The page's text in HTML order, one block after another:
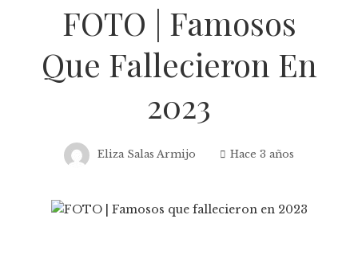
FOTO | Famosos
Que Fallecieron En
2023
Eliza Salas Armijo Hace 3 años